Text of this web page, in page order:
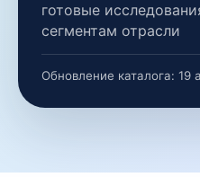
готовые
сегментам отрасли
Обновление каталога: 19